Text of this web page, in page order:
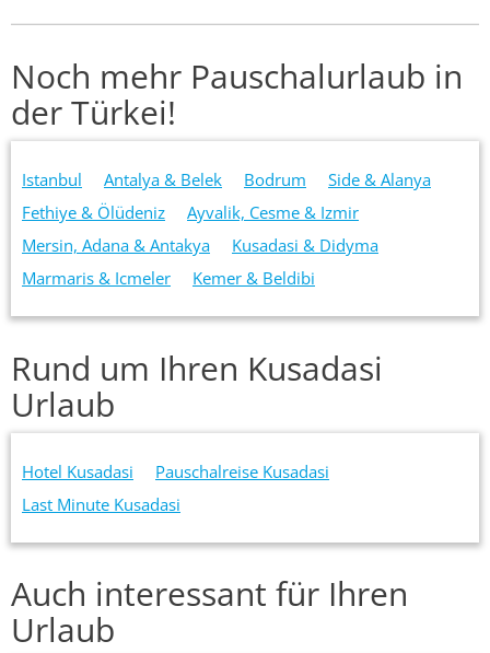
Noch mehr Pauschalurlaub in
der Türkei!
Istanbul Antalya & Belek Bodrum
Side & Alanya
Fethiye & Ölüdeniz
Ayvalik, Cesme & Izmir
Mersin, Adana & Antakya
Kusadasi & Didyma
Marmaris & Icmeler
Kemer & Beldibi
Rund um Ihren Kusadasi
Urlaub
Hotel Kusadasi
Pauschalreise Kusadasi
Last Minute Kusadasi
Auch interessant für Ihren
Urlaub